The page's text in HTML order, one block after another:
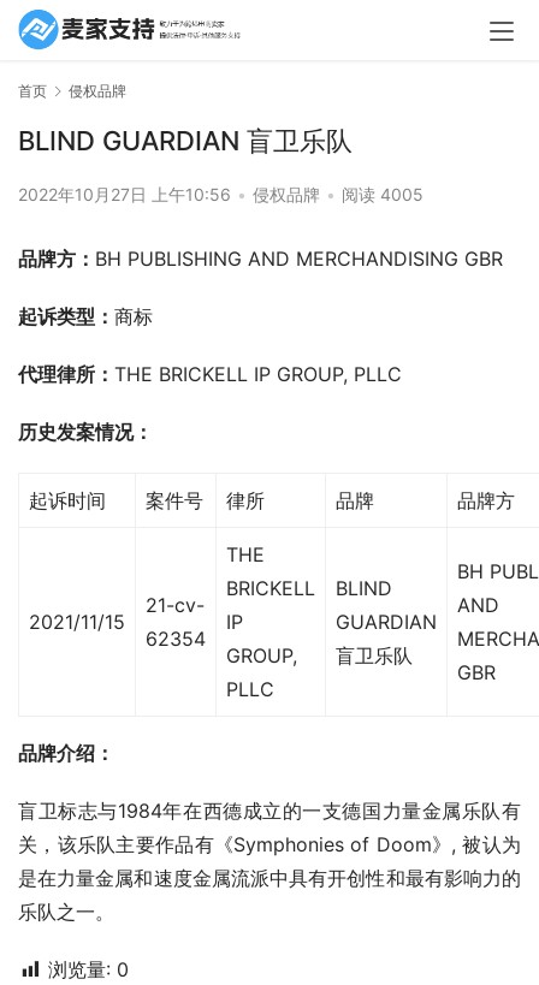
首页 侵权品牌
BLIND GUARDIAN 盲卫乐队
2022年10月27日 上午10:56 • 侵权品牌 • 阅读 4005
品牌方： BH PUBLISHING AND MERCHANDISING GBR
起诉类型： 商标
代理律所： THE BRICKELL IP GROUP, PLLC
历史发案情况：
起诉时间 案件号 律所 品牌 品牌方
2021/11/15
21-cv-
62354
THE
BRICKELL
IP
GROUP,
PLLC
BLIND
GUARDIAN
盲卫乐队
BH
AND
GBR
品牌介绍：
盲卫标志与1984年在西德成立的一支德国力量金属乐队有
关，该乐队主要作品有《Symphonies of Doom》, 被认为
是在力量金属和速度金属流派中具有开创性和最有影响力的
乐队之一。
浏览量: 0